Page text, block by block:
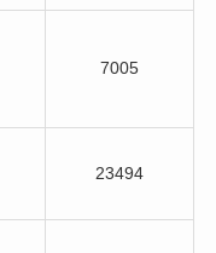
7005
23494